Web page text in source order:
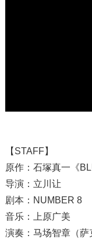
【STAFF】
原作：石塚真一《
导演：立川让
剧本：NUMBER 8
音乐：上原广美
演奏：马场智章（